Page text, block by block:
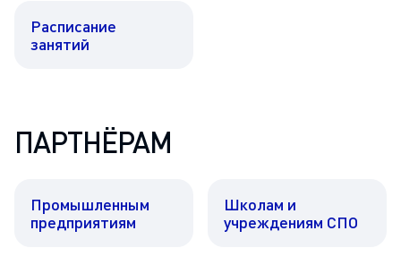
Расписание
занятий
ПАРТНЁРАМ
Промышленным
предприятиям
Школам и
учреждениям СПО